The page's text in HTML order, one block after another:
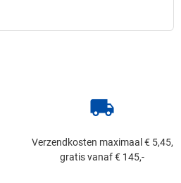
local_shipping
Verzendkosten maximaal € 5,45,
gratis vanaf € 145,-